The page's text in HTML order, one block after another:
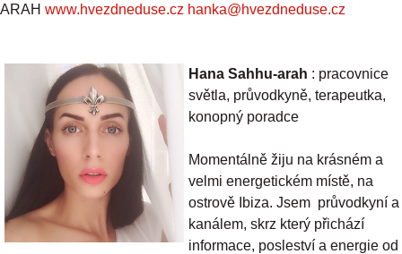
ARAH www.hvezdneduse.cz hanka@hvezdneduse.cz
Hana Sahhu-arah : pracovnice
světla, průvodkyně, terapeutka,
konopný poradce
Momentálně žiju na krásném a
velmi energetickém místě, na
ostrově Ibiza. Jsem průvodkyní a
kanálem, skrz který přichází
informace, posleství a energie od